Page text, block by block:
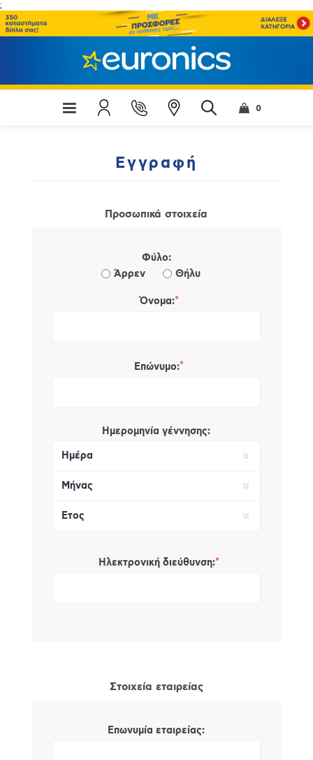
;
0
Εγγραφή
Προσωπικά στοιχεία
Φύλο:
Άρρεν
Θήλυ
Όνομα:*
Επώνυμο:*
Ημερομηνία γέννησης:
Ηλεκτρονική διεύθυνση:*
Στοιχεία εταιρείας
Επωνυμία εταιρείας: